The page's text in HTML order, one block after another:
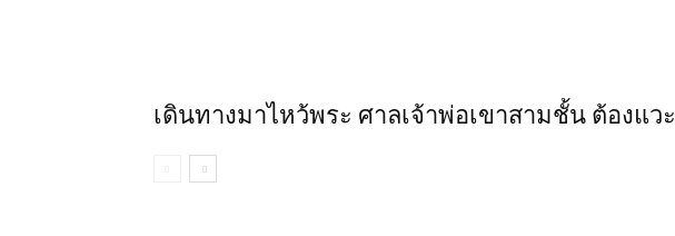
เดินทางมาไหว้พระ ศาลเจ้าพ่อเขาสามชั้น ต้องแวะ